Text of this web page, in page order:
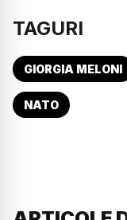
TAGURI
GIORGIA MELONI
NATO